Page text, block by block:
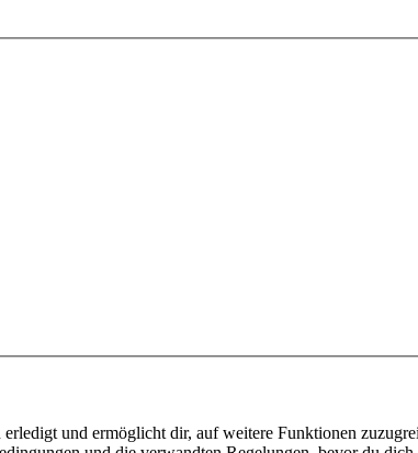
und ermöglicht dir, auf weitere Funktionen